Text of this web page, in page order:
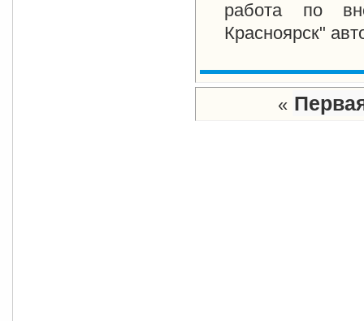
работа по
Красноярск"
«